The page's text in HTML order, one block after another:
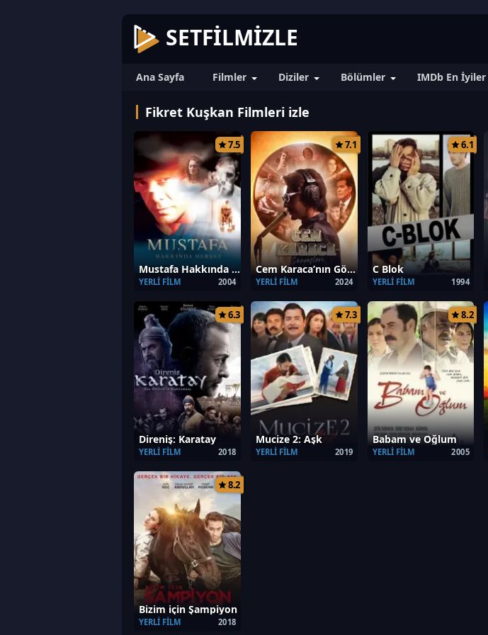
SETFILMIZLE
Ana Sayfa Filmler Diziler Bölümler IMDb En İyiler
Fikret Kuşkan Filmleri izle
7.5
Mustafa Hakkında Herşey
2004
YERLI FILM
7.1
Cem Karaca’nın Gözyaşları
2024
YERLI FILM
6.1
C Blok
1994
YERLI FILM
6.3
Direniş: Karatay
2018
YERLI FILM
7.3
Mucize 2: Aşk
2019
YERLI FILM
8.2
Babam ve Oğlum
2005
YERLI FILM
8.2
Bizim için Şampiyon
2018
YERLI FILM